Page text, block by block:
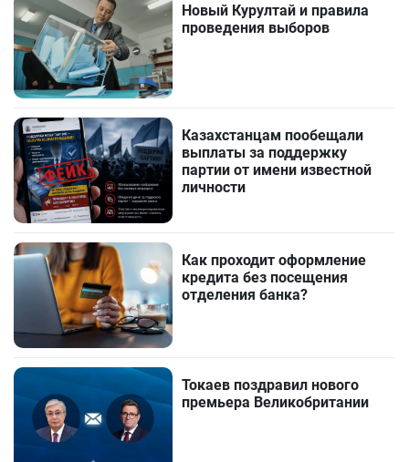
Новый Курултай и правила
проведения выборов
Казахстанцам пообещали
выплаты за поддержку
партии от имени известной
личности
Как проходит оформление
кредита без посещения
отделения банка?
Токаев поздравил нового
премьера Великобритании